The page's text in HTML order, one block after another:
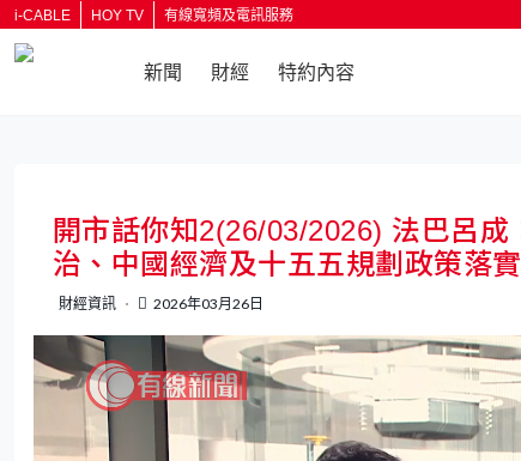
i-CABLE HOY TV 有線寬頻及電訊服務
新聞 財經 特約內容
開市話你知2(26/03/2026) 法巴呂
治、中國經濟及十五五規劃政策落實
財經資訊 2026年03月26日